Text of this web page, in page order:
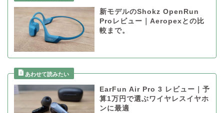
新モデルのShokz OpenRun
Proレビュー｜Aeropexとの比
較まで。
EarFun Air Pro 3 レビュー｜予
算1万円で選ぶワイヤレスイヤホ
ンに最適